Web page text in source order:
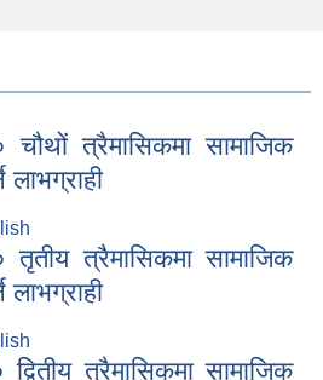
त्रैमासिकमा सामाजिक
लाभग्राही
२०७९।०८० चौथों त्रैमासिकमा सामाजिक
गर्ने लाभग्राही
त्रैमासिकमा सामाजिक
लाभग्राही
२०७९।०८० तृतीय त्रैमासिकमा सामाजिक
गर्ने लाभग्राही
त्रैमासिकमा सामाजिक